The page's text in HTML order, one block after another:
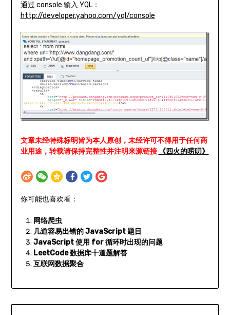
通过 console 输入 YQL：
http://developer.yahoo.com/yql/console
文章未经特殊标明皆为本人原创，未经许可不得用于任何商
业用途，转载请保持完整性并注明来源链接
《四火的唠叨》
你可能也喜欢看：
网络爬虫
几道容易出错的 JavaScript 题目
JavaScript 使用 for 循环时出现的问题
LeetCode 数据库十道题解答
互联网数据聚合